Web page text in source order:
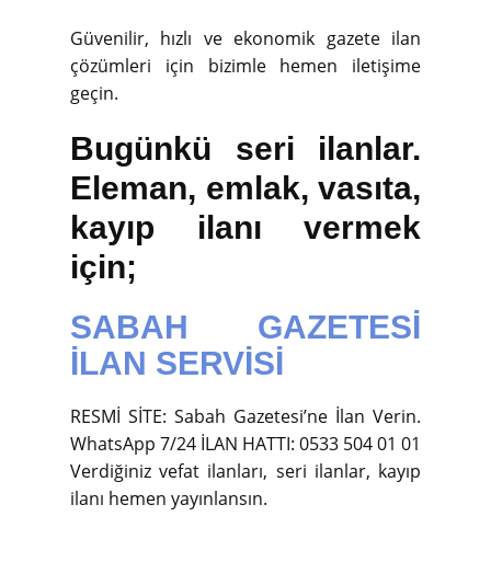
Güvenilir, hızlı ve ekonomik gazete ilan
çözümleri için bizimle hemen iletişime
geçin.
Bugünkü seri ilanlar.
Eleman, emlak, vasıta,
kayıp ilanı vermek
için;
SABAH GAZETESİ
İLAN SERVİSİ
RESMİ SİTE: Sabah Gazetesi’ne İlan Verin.
WhatsApp 7/24 İLAN HATTI: 0533 504 01 01
Verdiğiniz vefat ilanları, seri ilanlar, kayıp
ilanı hemen yayınlansın.